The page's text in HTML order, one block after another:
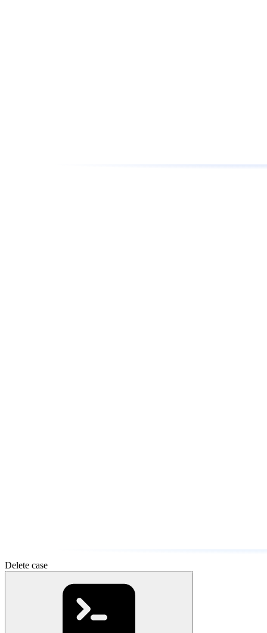
Delete case